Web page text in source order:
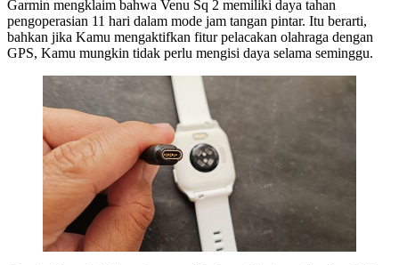
Garmin mengklaim bahwa Venu Sq 2 memiliki daya tahan
pengoperasian 11 hari dalam mode jam tangan pintar. Itu berarti,
bahkan jika Kamu mengaktifkan fitur pelacakan olahraga dengan
GPS, Kamu mungkin tidak perlu mengisi daya selama seminggu.